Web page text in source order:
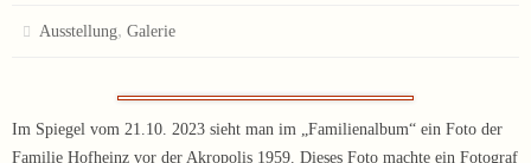
Ausstellung,Galerie
Im Spiegel vom 21.10. 2023 sieht man im „Familienalbum“ ein Foto der
Familie Hofheinz vor der Akropolis 1959. Dieses Foto machte ein Fotograf